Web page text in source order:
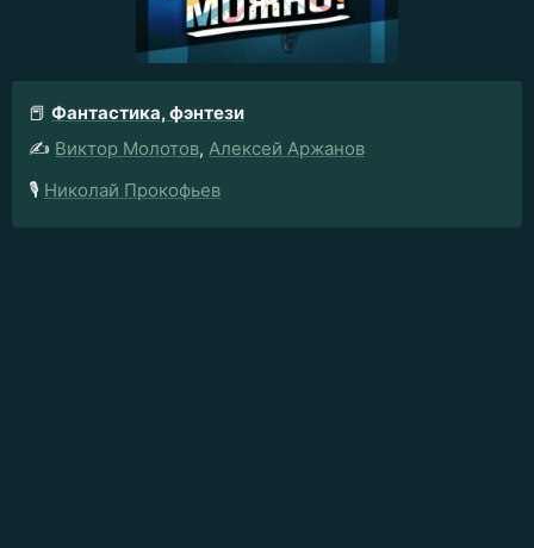
📕 Фантастика, фэнтези
✍️ Виктор Молотов, Алексей Аржанов
🎙️ Николай Прокофьев